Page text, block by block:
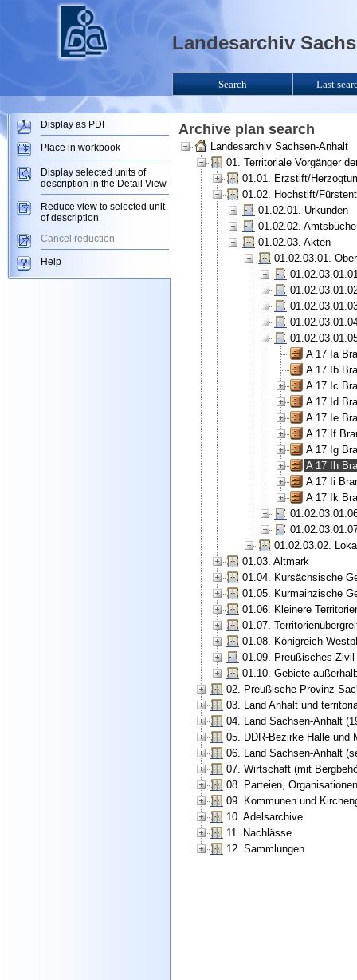
Archive plan search
Landesarchiv Sachsen-Anhalt
01. Territoriale Vorgänger
01.01. Erzstift/
01.02. Hochstift/
01.02.01. Urkunden
01.02.02.
01.02.03. Akten
01.02.03.01.
A 17 Ia
A 17 Ib
A 17 Ic
A 17 Id
A 17 Ie
A 17 If
A 17 Ig
A 17 Ih
A 17 Ii
A 17 Ik
01.02.03.02.
01.03. Altmark
01.04. Kursächsische
01.05. Kurmainzische
01.06. Kleinere
01.07.
01.08. Königreich
01.09. Preußisches
01.10. Gebiete
02. Preußische Provinz
03. Land Anhalt und
04. Land Sachsen-Anhalt
05. DDR-Bezirke Halle und
06. Land Sachsen-Anhalt
07. Wirtschaft (mit
08. Parteien,
09. Kommunen und
10. Adelsarchive
11. Nachlässe
12. Sammlungen
Landesarchiv
Search Last
Display as PDF
Place in workbook
Display selected units of
description in the Detail View
Reduce view to selected unit
of description
Cancel reduction
Help